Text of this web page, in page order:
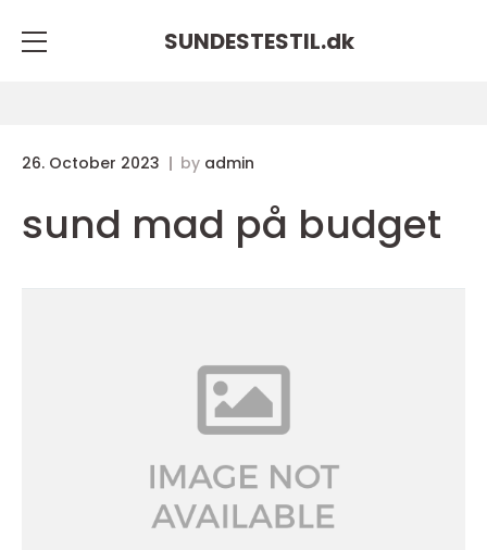
SUNDESTESTIL.dk
26. October 2023 by admin
sund mad på budget